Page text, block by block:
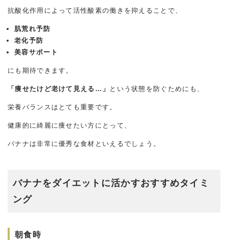
抗酸化作用によって活性酸素の働きを抑えることで、
肌荒れ予防
老化予防
美容サポート
にも期待できます。
「痩せたけど老けて見える…」 という状態を防ぐためにも、
栄養バランスはとても重要です。
健康的に綺麗に痩せたい方にとって、
バナナは非常に優秀な食材といえるでしょう。
バナナをダイエットに活かすおすすめタイミ
ング
朝食時